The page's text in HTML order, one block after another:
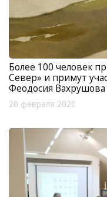
Более 100 человек
Север» и примут
Феодосия Вахрушова
20 февраля 2020